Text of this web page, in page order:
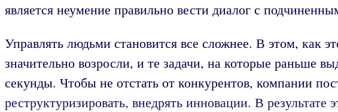
является неумение правильно вести диалог с
Управлять людьми становится все сложнее. В этом, как
значительно возросли, и те задачи, на которые раньше
секунды. Чтобы не отстать от конкурентов, компании
реструктуризировать, внедрять инновации. В